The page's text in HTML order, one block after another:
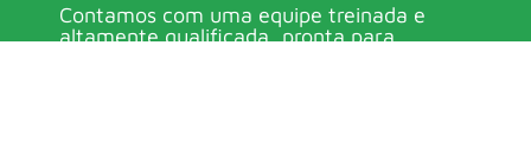
Contamos com uma equipe treinada e
altamente qualificada, pronta para